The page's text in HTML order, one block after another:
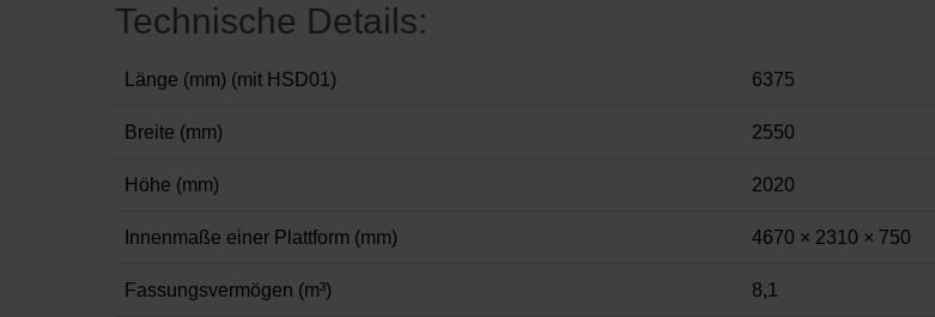
Technische Details:
Länge (mm) (mit HSD01) 6375
Breite (mm) 2550
Höhe (mm) 2020
Innenmaße einer Plattform (mm) 4670 × 2310 × 750
Fassungsvermögen (m³) 8,1